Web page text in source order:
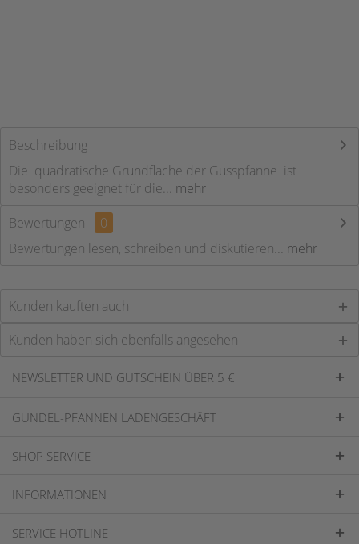
Beschreibung
Die quadratische Grundfläche der Gusspfanne ist
besonders geeignet für die... mehr
Bewertungen
0
Bewertungen lesen, schreiben und diskutieren... mehr
Kunden kauften auch
Kunden haben sich ebenfalls angesehen
NEWSLETTER UND GUTSCHEIN ÜBER 5 €
GUNDEL-PFANNEN LADENGESCHÄFT
SHOP SERVICE
INFORMATIONEN
SERVICE HOTLINE